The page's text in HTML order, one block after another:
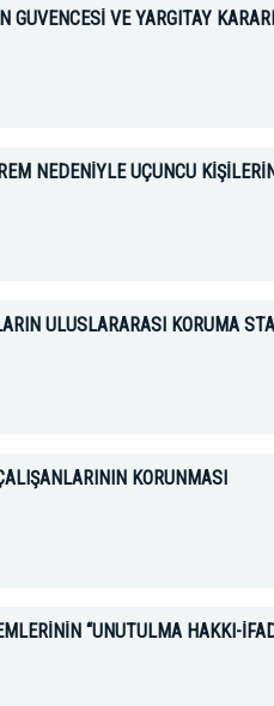
GÜVENCESİ VE YARGITAY
NEDENİYLE ÜÇÜNCÜ
ULUSLARARASI KORUMA
KORUNMASI
“UNUTULMA HAKKI-